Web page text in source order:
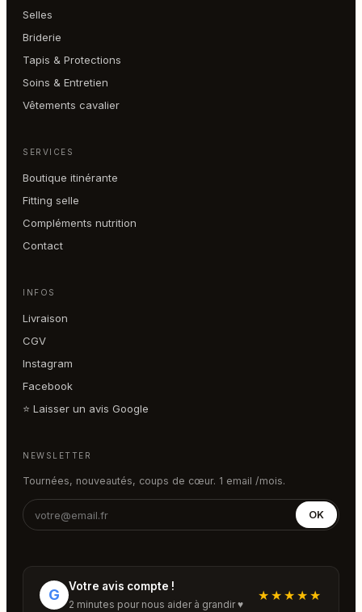
Selles
Briderie
Tapis & Protections
Soins & Entretien
Vêtements cavalier
SERVICES
Boutique itinérante
Fitting selle
Compléments nutrition
Contact
INFOS
Livraison
CGV
Instagram
Facebook
⭐ Laisser un avis Google
NEWSLETTER
Tournées, nouveautés, coups de cœur. 1 email /mois.
OK
G Votre avis compte !
2 minutes pour nous aider à grandir ♥
★★★★★